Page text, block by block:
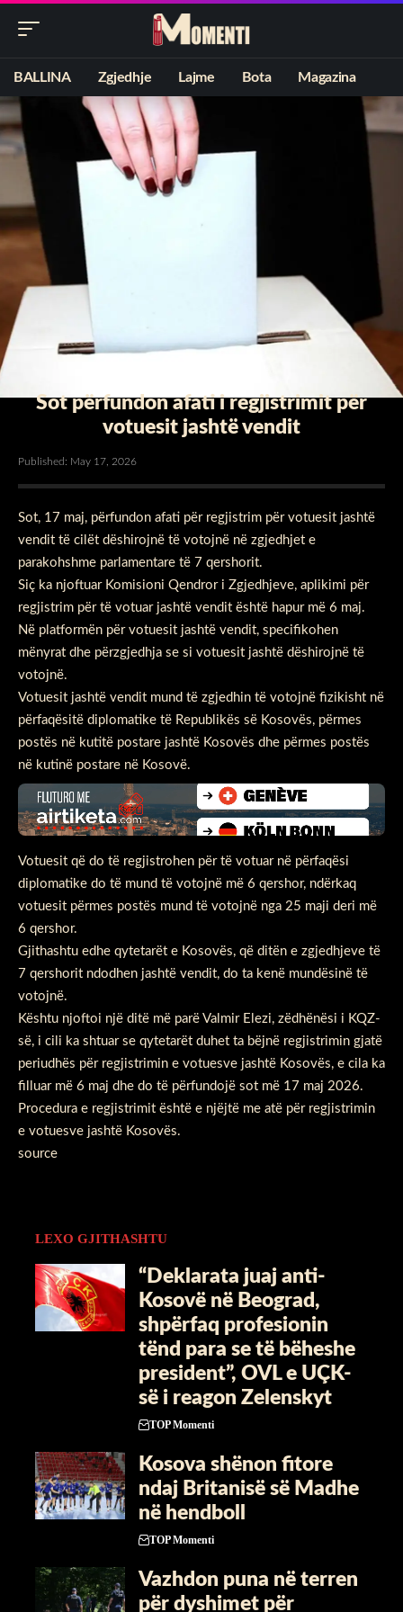
BALLINA Zgjedhje Lajme Bota Magazina
Sot përfundon afati i regjistrimit për
votuesit jashtë vendit
Published: May 17, 2026
Sot, 17 maj, përfundon afati për regjistrim për votuesit jashtë
vendit të cilët dëshirojnë të votojnë në zgjedhjet e
parakohshme parlamentare të 7 qershorit.
Siç ka njoftuar Komisioni Qendror i Zgjedhjeve, aplikimi për
regjistrim për të votuar jashtë vendit është hapur më 6 maj.
Në platformën për votuesit jashtë vendit, specifikohen
mënyrat dhe përzgjedhja se si votuesit jashtë dëshirojnë të
votojnë.
Votuesit jashtë vendit mund të zgjedhin të votojnë fizikisht në
përfaqësitë diplomatike të Republikës së Kosovës, përmes
postës në kutitë postare jashtë Kosovës dhe përmes postës
në kutinë postare në Kosovë.
Votuesit që do të regjistrohen për të votuar në përfaqësi
diplomatike do të mund të votojnë më 6 qershor, ndërkaq
votuesit përmes postës mund të votojnë nga 25 maji deri më
6 qershor.
Gjithashtu edhe qytetarët e Kosovës, që ditën e zgjedhjeve të
7 qershorit ndodhen jashtë vendit, do ta kenë mundësinë të
votojnë.
Kështu njoftoi një ditë më parë Valmir Elezi, zëdhënësi i KQZ-
së, i cili ka shtuar se qytetarët duhet ta bëjnë regjistrimin gjatë
periudhës për regjistrimin e votuesve jashtë Kosovës, e cila ka
filluar më 6 maj dhe do të përfundojë sot më 17 maj 2026.
Procedura e regjistrimit është e njëjtë me atë për regjistrimin
e votuesve jashtë Kosovës.
source
LEXO GJITHASHTU
“Deklarata juaj anti-
Kosovë në Beograd,
shpërfaq profesionin
tënd para se të bëheshe
president”, OVL e UÇK-
së i reagon Zelenskyt
TOP Momenti
Kosova shënon fitore
ndaj Britanisë së Madhe
në hendboll
TOP Momenti
Vazhdon puna në terren
për dyshimet për